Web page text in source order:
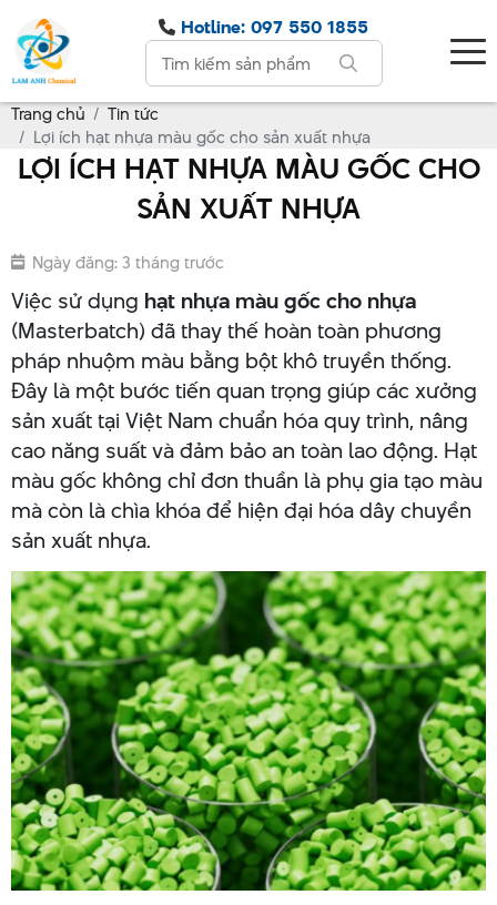
Hotline: 097 550 1855
Trang chủ
Tin tức
Lợi ích hạt nhựa màu gốc cho sản xuất nhựa
LỢI ÍCH HẠT NHỰA MÀU GỐC CHO
SẢN XUẤT NHỰA
Ngày đăng: 3 tháng trước
Việc sử dụng hạt nhựa màu gốc cho nhựa
(Masterbatch) đã thay thế hoàn toàn phương
pháp nhuộm màu bằng bột khô truyền thống.
Đây là một bước tiến quan trọng giúp các xưởng
sản xuất tại Việt Nam chuẩn hóa quy trình, nâng
cao năng suất và đảm bảo an toàn lao động. Hạt
màu gốc không chỉ đơn thuần là phụ gia tạo màu
mà còn là chìa khóa để hiện đại hóa dây chuyền
sản xuất nhựa.